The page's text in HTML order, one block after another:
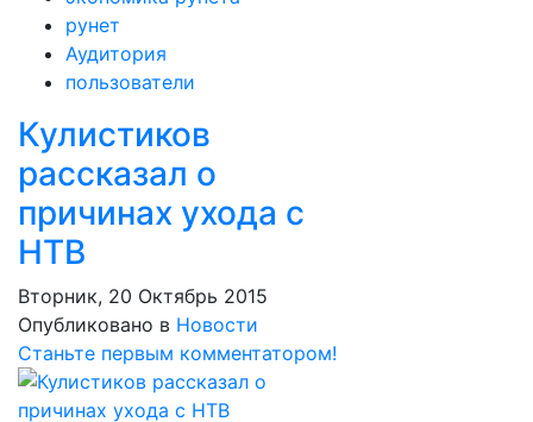
рунет
Аудитория
пользователи
Кулистиков
рассказал о
причинах ухода с
НТВ
Вторник, 20 Октябрь 2015
Опубликовано в Новости
Станьте первым комментатором!